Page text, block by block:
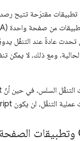
مقترَحة تتيح رصد
ومع ذلك، لا يمكن